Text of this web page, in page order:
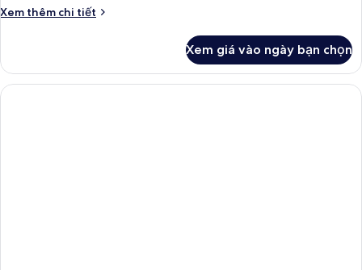
Xem thêm chi tiết
Chi
Double
room
Xem giá vào ngày bạn chọn